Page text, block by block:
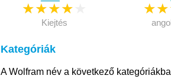
★★★★
Kiejtés
★★
Kategóriák
A Wolfram név a következő